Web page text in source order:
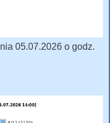
05.07.2026 o godz.